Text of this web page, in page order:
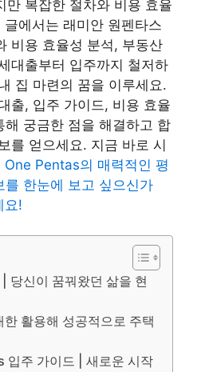
만 복잡한 절차와 비용 효율
에서는 래미안 원펜타스
비용 효율성 분석, 부동산
대출부터 입주까지 철저하
집 마련의 꿈을 이루세요.
출, 입주 가이드, 비용 효율
궁금한 점을 해결하고 합
를 얻으세요. 지금 바로 시
One Pentas의 매력적인 평
를 한눈에 보고 싶으신가
요!
당신이 꿈꿔왔던 삶을 현
활용해 성공적으로 주택
입주 가이드 | 새로운 시작